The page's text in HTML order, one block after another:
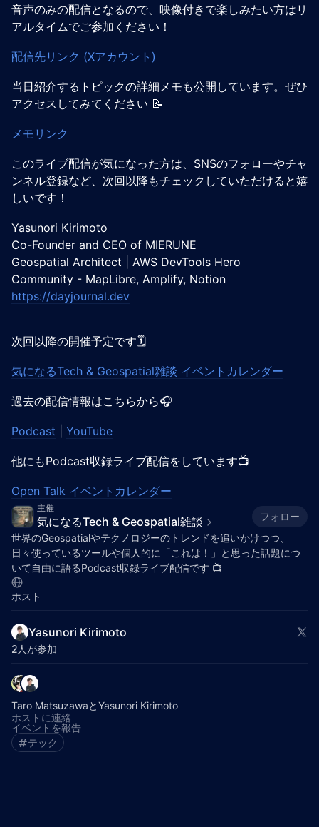
音声のみの配信となるので、映像付きで楽しみたい方はリ
アルタイムでご参加ください！
配信先リンク (Xアカウント)
当日紹介するトピックの詳細メモも公開しています。ぜひ
アクセスしてみてください 📝
メモリンク
このライブ配信が気になった方は、SNSのフォローやチャ
ンネル登録など、次回以降もチェックしていただけると嬉
しいです！
Yasunori Kirimoto
Co-Founder and CEO of MIERUNE
Geospatial Architect | AWS DevTools Hero
Community - MapLibre, Amplify, Notion
https://dayjournal.dev
​次回以降の開催予定です🗓️
気になるTech & Geospatial雑談 イベントカレンダー
過去の配信情報はこちらから🎧️
Podcast YouTube
他にもPodcast収録ライブ配信をしています📺️
Open Talk イベントカレンダー
主催
気になるTech & Geospatial雑談
フォロー
世界のGeospatialやテクノロジーのトレンドを追いかけつつ、
日々使っているツールや個人的に「これは！」と思った話題につ
いて自由に語るPodcast収録ライブ配信です 📺️
ホスト
Yasunori Kirimoto
2人が参加
Taro MatsuzawaとYasunori Kirimoto
ホストに連絡
イベントを報告
テック